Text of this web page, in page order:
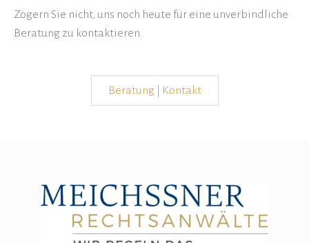
Zögern Sie nicht, uns noch heute für eine unverbindliche
Beratung zu kontaktieren.
Beratung | Kontakt